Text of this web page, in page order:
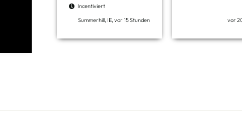
Incentiviert
Summerhill, IE, vor 15 Stunden
vor